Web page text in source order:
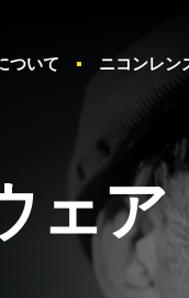
ついて ニコンレン
ェア